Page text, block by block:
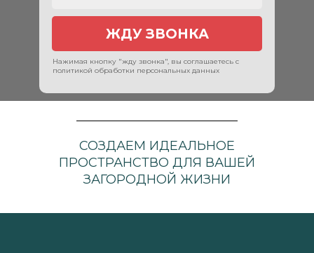
Нажимая кнопку "жду звонка", вы соглашаетесь с
политикой обработки персональных данных
ЖДУ ЗВОНКА
СОЗДАЕМ ИДЕАЛЬНОЕ
ПРОСТРАНСТВО ДЛЯ ВАШЕЙ
ЗАГОРОДНОЙ ЖИЗНИ
учетом всех ваших пожеланий.